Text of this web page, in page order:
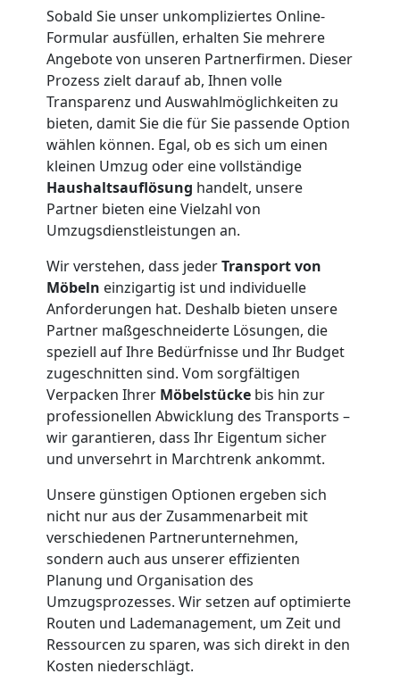
Sobald Sie unser unkompliziertes Online-
Formular ausfüllen, erhalten Sie mehrere
Angebote von unseren Partnerfirmen. Dieser
Prozess zielt darauf ab, Ihnen volle
Transparenz und Auswahlmöglichkeiten zu
bieten, damit Sie die für Sie passende Option
wählen können. Egal, ob es sich um einen
kleinen Umzug oder eine vollständige
Haushaltsauflösung handelt, unsere
Partner bieten eine Vielzahl von
Umzugsdienstleistungen an.
Wir verstehen, dass jederTransport von
Möbeln einzigartig ist und individuelle
Anforderungen hat. Deshalb bieten unsere
Partner maßgeschneiderte Lösungen, die
speziell auf Ihre Bedürfnisse und Ihr Budget
zugeschnitten sind. Vom sorgfältigen
Verpacken Ihrer Möbelstücke bis hin zur
professionellen Abwicklung des Transports –
wir garantieren, dass Ihr Eigentum sicher
und unversehrt in Marchtrenk ankommt.
Unsere günstigen Optionen ergeben sich
nicht nur aus der Zusammenarbeit mit
verschiedenen Partnerunternehmen,
sondern auch aus unserer effizienten
Planung und Organisation des
Umzugsprozesses. Wir setzen auf optimierte
Routen und Lademanagement, um Zeit und
Ressourcen zu sparen, was sich direkt in den
Kosten niederschlägt.
Dornbirn
Klaviertransport
Dornbirn
Privatumzug
Dornbirn
Tresortransport
Dornbirn
Umzug
für
Senioren
Dornbirn